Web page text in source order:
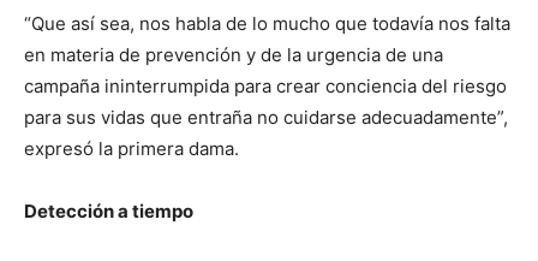
“Que así sea, nos habla de lo mucho que todavía nos falta
en materia de prevención y de la urgencia de una
campaña ininterrumpida para crear conciencia del riesgo
para sus vidas que entraña no cuidarse adecuadamente”,
expresó la primera dama.
Detección a tiempo